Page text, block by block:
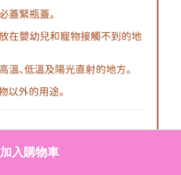
加入購物車